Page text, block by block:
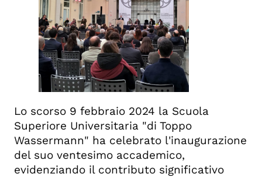
Lo scorso 9 febbraio 2024 la Scuola
Superiore Universitaria "di Toppo
Wassermann" ha celebrato l'inaugurazione
del suo ventesimo accademico,
evidenziando il contributo significativo